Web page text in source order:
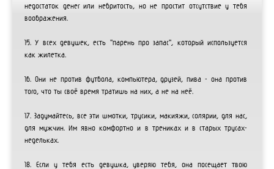
недостаток денег или небритость, но не простит отсутствие у тебя
воображения.
15. У всех девушек, есть "парень про запас", который используется
как жилетка.
16. Они не против футбола, компьютера, друзей, пива - она против
того, что ты своё время тратишь на них, а не на неё.
17. Задумайтесь, все эти шмотки, трусики, макияжи, солярии, для нас,
для мужчин. Им явно комфортно и в трениках и в старых трусах-
недельках.
18. Если у тебя есть девушка, уверяю тебя, она посещает твою